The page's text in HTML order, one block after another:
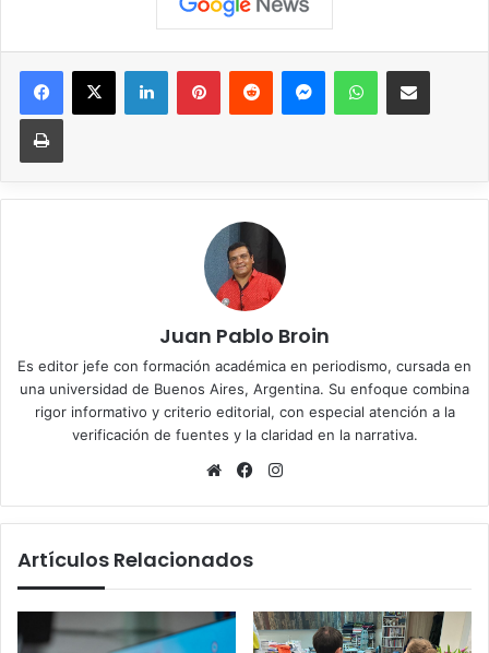
Facebook
X LinkedInPinterestReddit MessengerWhatsAppCompartir vía correo
Imprimir
Juan Pablo Broin
Es editor jefe con formación académica en periodismo, cursada en
una universidad de Buenos Aires, Argentina. Su enfoque combina
rigor informativo y criterio editorial, con especial atención a la
verificación de fuentes y la claridad en la narrativa.
Sitio
Facebook
Artículos Relacionados